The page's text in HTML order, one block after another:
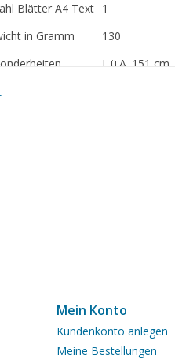
Blätter A4 Text
1
in Gramm
130
L.ü.A. 151 cm
Mein Konto
Kundenkonto anlegen
Meine Bestellungen